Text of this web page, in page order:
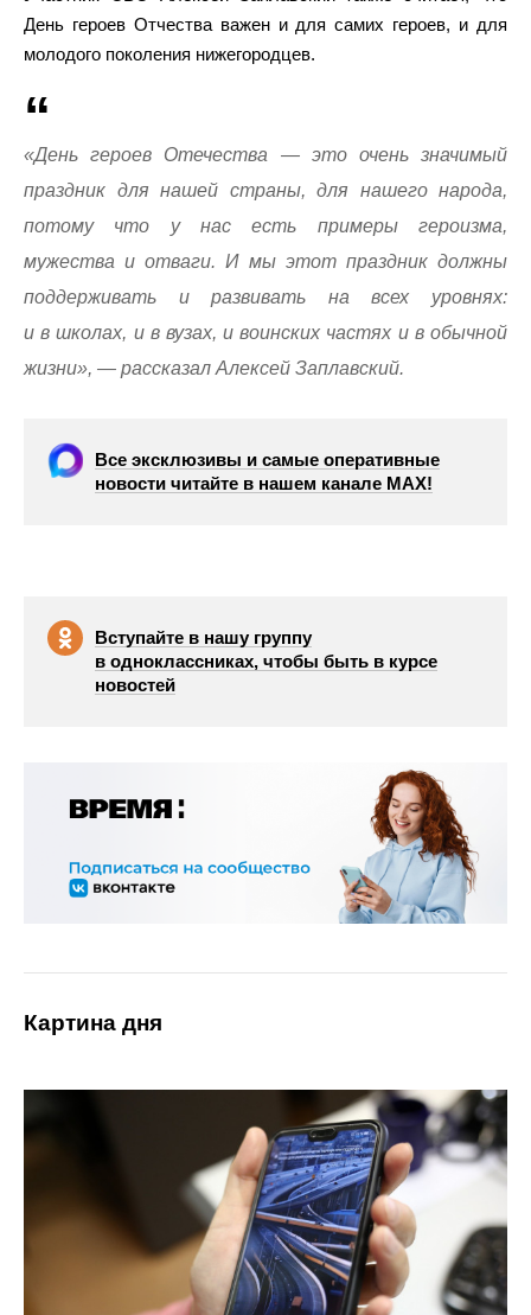
День героев Отчества важен и для самих героев, и для
молодого поколения нижегородцев.
«День героев Отечества — это очень значимый
праздник для нашей страны, для нашего народа,
потому что у нас есть примеры героизма,
мужества и отваги. И мы этот праздник должны
поддерживать и развивать на всех уровнях:
и в школах, и в вузах, и воинских частях и в обычной
жизни», — рассказал Алексей Заплавский.
Все эксклюзивы и самые оперативные
новости читайте в нашем канале МАХ!
Вступайте в нашу группу
в одноклассниках, чтобы быть в курсе
новостей
Картина дня